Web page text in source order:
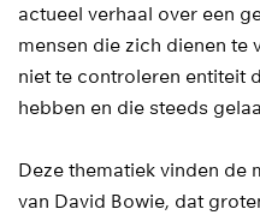
actueel verhaal over een
mensen die zich dienen te
niet te controleren entiteit
hebben en die steeds
Deze thematiek vinden de
van David Bowie, dat